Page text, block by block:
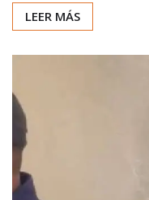
LEER MÁS